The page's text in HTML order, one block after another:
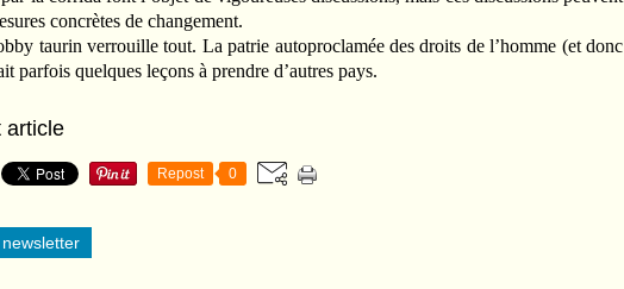
concrètes de changement.
taurin verrouille tout. La patrie autoproclamée des droits de l’homme (et donc
parfois quelques leçons à prendre d’autres pays.
article
Repost 0